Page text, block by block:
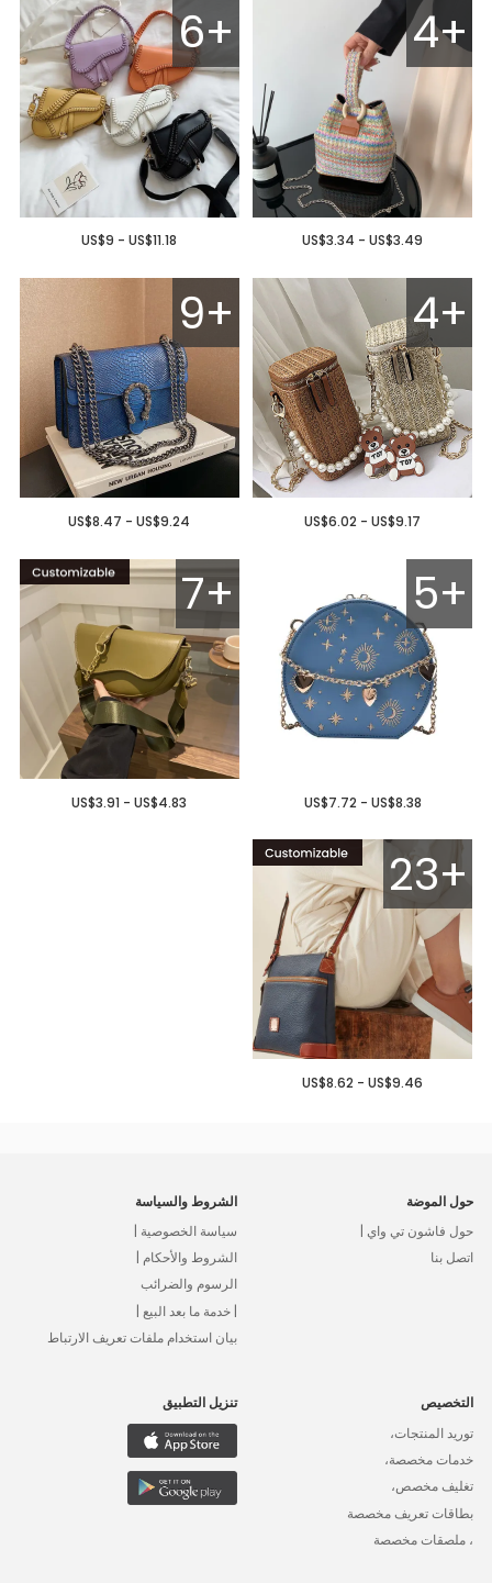
4+
US$3.34 - US$3.49
6+
US$9 - US$11.18
4+
US$6.02 - US$9.17
9+
US$8.47 - US$9.24
5+
US$7.72 - US$8.38
7+
US$3.91 - US$4.83
23+
US$8.62 - US$9.46
حول الموضة
حول فاشون تي واي |
اتصل بنا
الشروط والسياسة
سياسة الخصوصية |
الشروط والأحكام |
الرسوم والضرائب
| خدمة ما بعد البيع |
بيان استخدام ملفات تعريف الارتباط
التخصيص
توريد المنتجات،
خدمات مخصصة،
تغليف مخصص،
بطاقات تعريف مخصصة
، ملصقات مخصصة
تنزيل التطبيق